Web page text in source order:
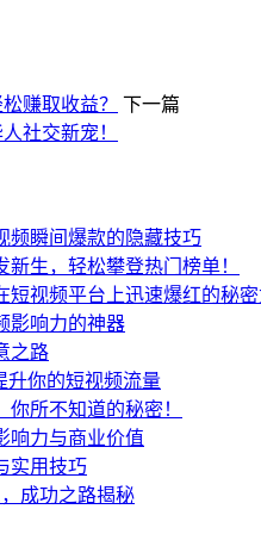
赚取收益？
下一篇
社交新宠！
频瞬间爆款的隐藏技巧
生，轻松攀登热门榜单！
短视频平台上迅速爆红的秘
影响力的神器
之路
升你的短视频流量
所不知道的秘密！
响力与商业价值
实用技巧
成功之路揭秘